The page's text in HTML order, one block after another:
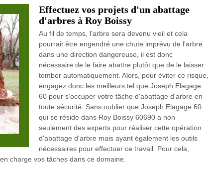
Effectuez vos projets d'un abattage
d'arbres à Roy Boissy
Au fil de temps, l'arbre sera devenu vieil et cela
pourrait être engendré une chute imprévu de l'arbre
dans une direction dangereuse, il est donc
nécessaire de le faire abattre plutôt que de le laisser
tomber automatiquement. Alors, pour éviter ce risque,
engagez donc les meilleurs tel que Joseph Elagage
60 pour s'occuper votre tâche d'abattage d'arbre en
toute sécurité. Sans oublier que Joseph Elagage 60
qui se réside dans Roy Boissy 60690 a non
seulement des experts pour réaliser cette opération
d'abattage d'arbre mais ayant également les outils
nécessaires pour effectuer ce travail. Pour cela,
charge vos tâches dans ce domaine.